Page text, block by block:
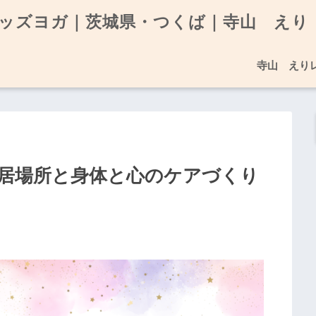
ズヨガ｜茨城県・つくば｜寺山 えり
寺山 えり
場所と身体と心のケアづくり